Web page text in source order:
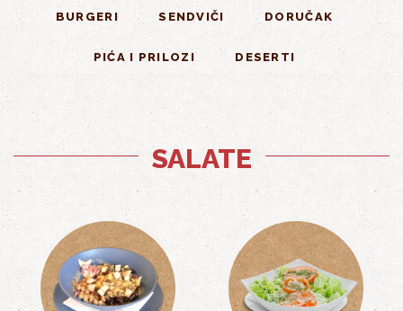
O NAMA
BURGERI SENDVIČI DORUČAK
PIĆA I PRILOZI DESERTI
SALATE